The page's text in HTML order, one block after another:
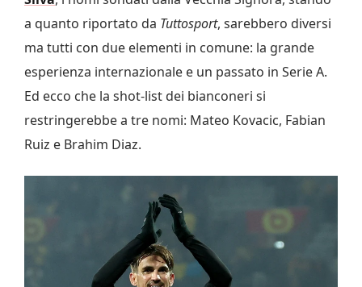
a quanto riportato da Tuttosport, sarebbero diversi
ma tutti con due elementi in comune: la grande
esperienza internazionale e un passato in Serie A.
Ed ecco che la shot-list dei bianconeri si
restringerebbe a tre nomi: Mateo Kovacic, Fabian
Ruiz e Brahim Diaz.